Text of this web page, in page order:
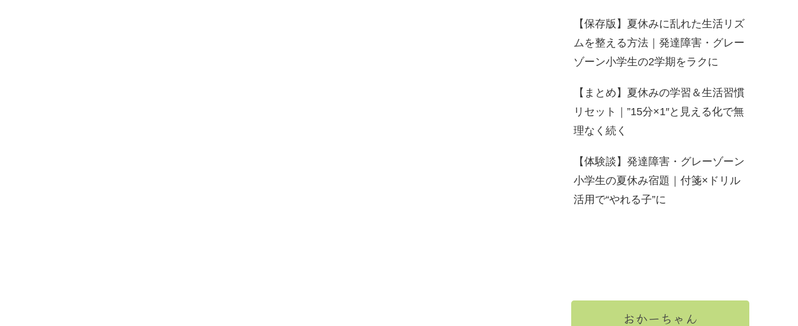
【保存版】夏休みに乱れた生活リズ
ムを整える方法｜発達障害・グレー
ゾーン小学生の2学期をラクに
【まとめ】夏休みの学習＆生活習慣
リセット｜”15分×1″と見える化で無
理なく続く
【体験談】発達障害・グレーゾーン
小学生の夏休み宿題｜付箋×ドリル
活用で“やれる子”に
おかーちゃん